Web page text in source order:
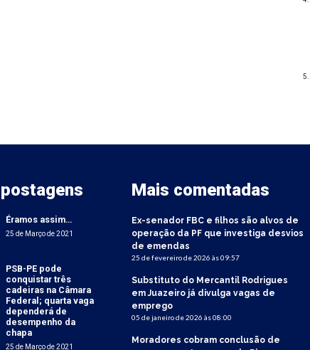
Éramos assim…
25 de Março de 2021
PSB-PE pode
conquistar três
cadeiras na Câmara
Federal; quarta vaga
dependerá de
desempenho da
chapa
25 de Março de 2021
Mais comentadas
Ex-senador FBC e filhos são alvos de
operação da PF que investiga desvios
de emendas
25 de fevereiro de 2026 às 09:57
Substituto do Mercantil Rodrigues
em Juazeiro já divulga vagas de
emprego
05 de janeiro de 2026 às 08:00
Moradores cobram conclusão de